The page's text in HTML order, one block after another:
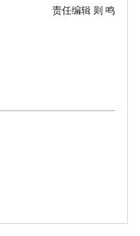
责任编辑 则 鸣